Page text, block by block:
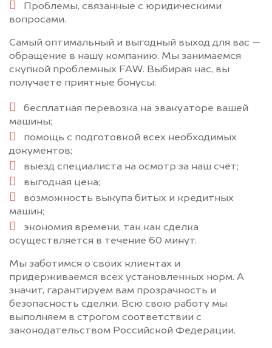
Проблемы, связанные с юридическими
вопросами.
Самый оптимальный и выгодный выход для вас —
обращение в нашу компанию. Мы занимаемся
скупкой проблемных FAW. Выбирая нас, вы
получаете приятные бонусы:
бесплатная перевозка на эвакуаторе вашей
машины;
помощь с подготовкой всех необходимых
документов;
выезд специалиста на осмотр за наш счёт;
выгодная цена;
возможность выкупа битых и кредитных
машин;
экономия времени, так как сделка
осуществляется в течение 60 минут.
Мы заботимся о своих клиентах и
придерживаемся всех установленных норм. А
значит, гарантируем вам прозрачность и
безопасность сделки. Всю свою работу мы
выполняем в строгом соответствии с
законодательством Российской Федерации.